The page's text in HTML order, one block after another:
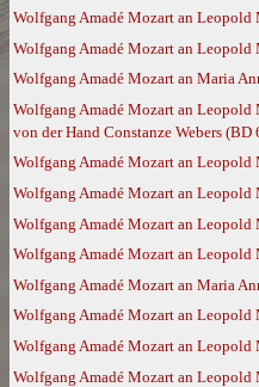
Wolfgang Amadé Mozart an Leopold
Wolfgang Amadé Mozart an Leopold
Wolfgang Amadé Mozart an Maria
Wolfgang Amadé Mozart an Leopold
von der Hand Constanze Webers (BD
Wolfgang Amadé Mozart an Leopold
Wolfgang Amadé Mozart an Leopold
Wolfgang Amadé Mozart an
Wolfgang Amadé Mozart an
Wolfgang Amadé Mozart an Maria
Wolfgang Amadé Mozart an
Wolfgang Amadé Mozart an
Wolfgang Amadé Mozart an